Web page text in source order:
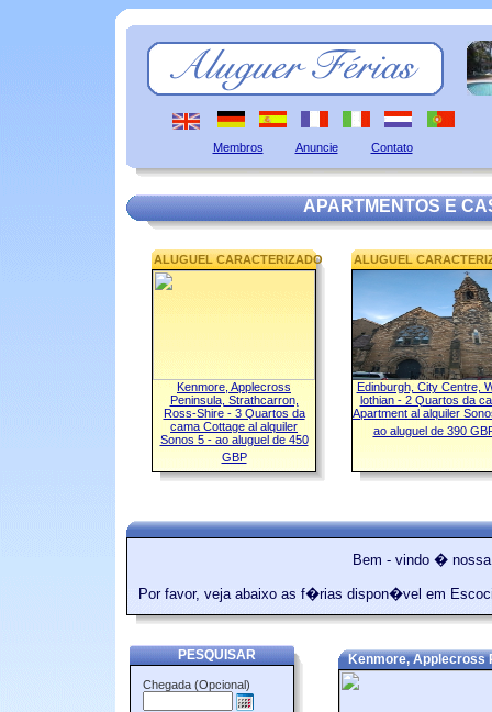
Membros Anuncie Contato
APARTMENTOS E
ALUGUEL CARACTERIZADO
Kenmore, Applecross
Peninsula, Strathcarron,
Ross-Shire - 3 Quartos da
cama Cottage al alquiler
Sonos 5 - ao aluguel de 450
GBP
ALUGUEL
Edinburgh, City Centre,
lothian - 2 Quartos da
Apartment al alquiler
ao aluguel de 390
Bem - vindo �
Por favor, veja abaixo as f�rias dispon�vel em
PESQUISAR
Chegada (Opcional)
Kenmore, Applecross